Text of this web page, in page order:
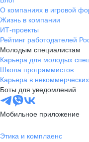
О компаниях в игровой
Жизнь в компании
ИТ-проекты
Рейтинг работодателей
Молодым специалистам
Карьера для молодых
Школа программистов
Карьера в
Боты для уведомлений
Мобильное приложение
Этика и комплаенс